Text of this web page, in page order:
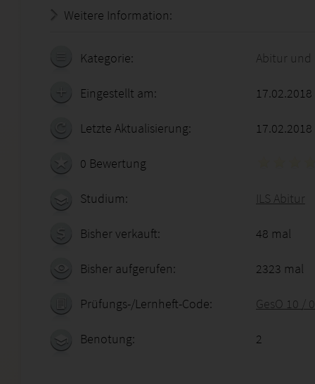
Weitere Information:
Kategorie: Abitur und
Eingestellt am:
Letzte Aktualisierung: 17.02.2018
0 Bewertung
Studium: ILS Abitur
Bisher verkauft: 48 mal
Bisher aufgerufen: 2323 mal
Prüfungs-/Lernheft-Code: GesO 10 /
Benotung: 2